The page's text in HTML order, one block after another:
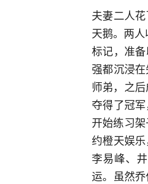
夫妻二人
天鹅。两
标记，准
强都沉浸
师弟，之
夺得了冠
开始练习
约橙天娱
李易峰、
运。虽然